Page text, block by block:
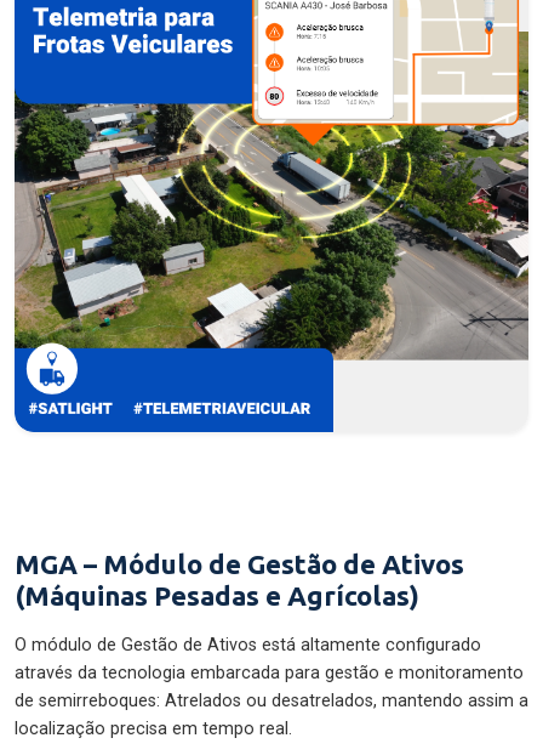
MGA – Módulo de Gestão de Ativos
(Máquinas Pesadas e Agrícolas)
O módulo de Gestão de Ativos está altamente configurado
através da tecnologia embarcada para gestão e monitoramento
de semirreboques: Atrelados ou desatrelados, mantendo assim a
localização precisa em tempo real.